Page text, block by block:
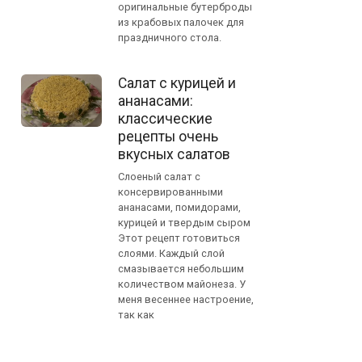
оригинальные бутерброды
из крабовых палочек для
праздничного стола.
Салат с курицей и
ананасами:
классические
рецепты очень
вкусных салатов
Слоеный салат с
консервированными
ананасами, помидорами,
курицей и твердым сыром
Этот рецепт готовиться
слоями. Каждый слой
смазывается небольшим
количеством майонеза. У
меня весеннее настроение,
так как